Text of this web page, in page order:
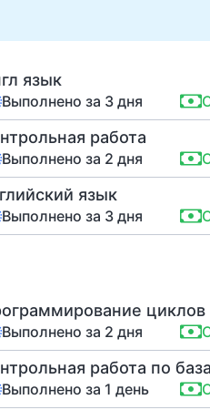
язык
Выполнено за 3 дня
работа
Выполнено за 2 дня
язык
Выполнено за 3 дня
циклов
Выполнено за 2 дня
работа по
Выполнено за 1 день